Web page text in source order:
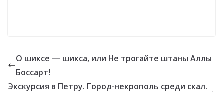
О шиксе — шикса, или Не трогайте штаны Аллы
Боссарт!
Экскурсия в Петру. Город-некрополь среди скал.